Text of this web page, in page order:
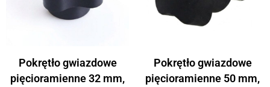
Pokrętło gwiazdowe
pięcioramienne 32 mm,
Pokrętło gwiazdowe
pięcioramienne 50 mm,